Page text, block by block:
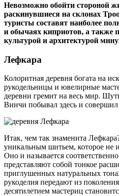
Невозможно обойти стороной
раскинувшиеся на склонах
туристы составят наиболее
и обычаях киприотов, а также
культурой и архитектурой
Лефкара
Колоритная деревня богата на
рукодельницы и ювелирные
деревни гремит на весь мир.
Винчи побывал здесь и
Итак, чем так знаменита
уникальным шитьем, которое не
Оно и называется
представляют собой тонкое
приглушенных натуральных
рукоделия передают из
десятилетием мастериц